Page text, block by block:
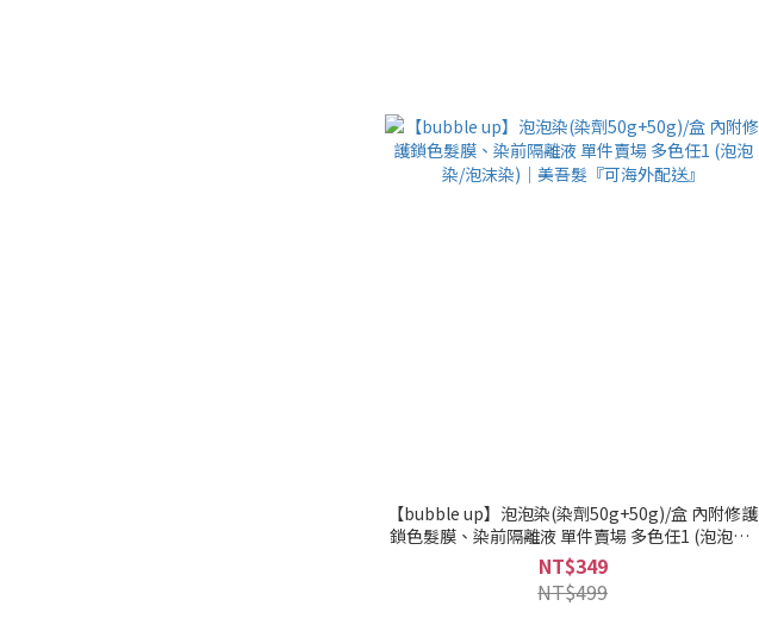
【bubble up】泡泡染(染劑50g+50g)/盒 內附修護
鎖色髮膜、染前隔離液 單件賣場 多色任1 (泡泡染/
泡沫染)｜美吾髮『可海外配送』
NT$349
NT$499